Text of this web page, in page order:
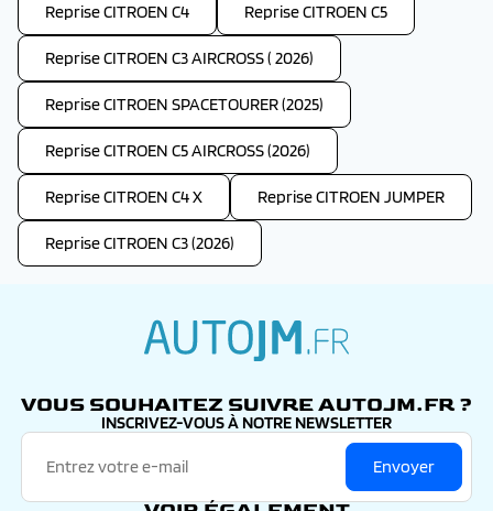
Reprise CITROEN C4 Reprise CITROEN C5
Reprise CITROEN C3 AIRCROSS ( 2026)
Reprise CITROEN SPACETOURER (2025)
Reprise CITROEN C5 AIRCROSS (2026)
Reprise CITROEN C4 X Reprise CITROEN JUMPER
Reprise CITROEN C3 (2026)
VOUS SOUHAITEZ SUIVRE AUTOJM.FR ?
INSCRIVEZ-VOUS À NOTRE NEWSLETTER
Envoyer